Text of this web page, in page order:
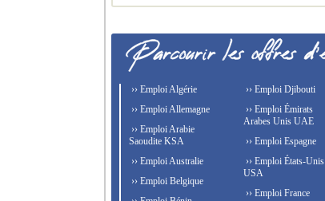
›› Emploi Algérie
›› Emploi Allemagne
›› Emploi Arabie
Saoudite KSA
›› Emploi Australie
›› Emploi Belgique
›› Emploi Djibouti
›› Emploi Émirats
Arabes Unis UAE
›› Emploi Espagne
›› Emploi États-Unis
USA
›› Emploi France